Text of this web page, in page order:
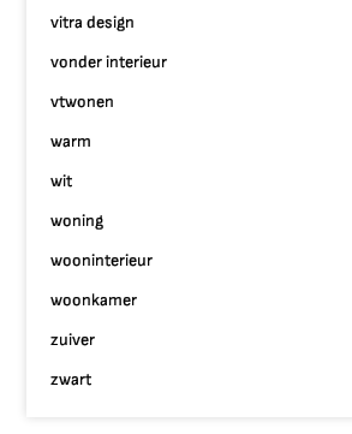
vitra design
vonder interieur
vtwonen
warm
wit
woning
wooninterieur
woonkamer
zuiver
zwart